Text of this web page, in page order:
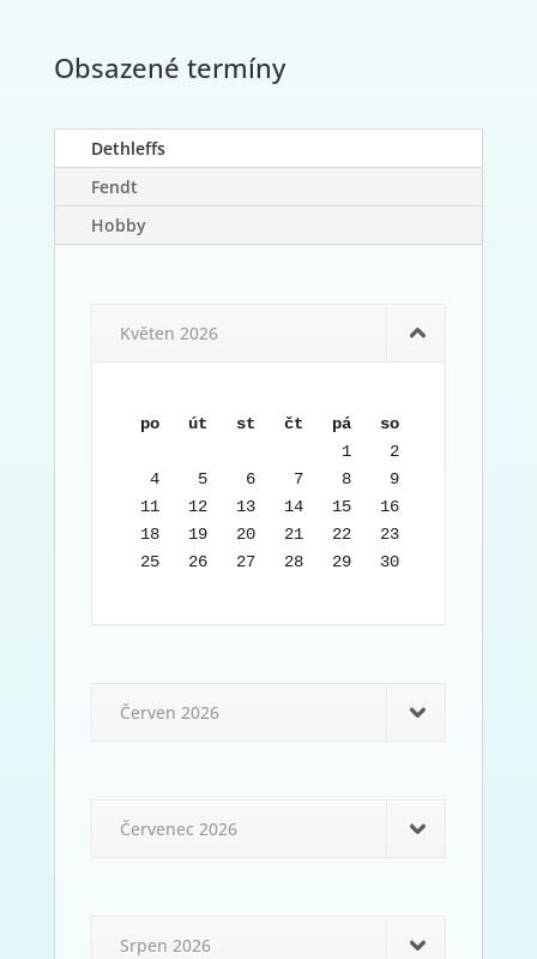
Obsazené termíny
Dethleffs
Fendt
Hobby
Květen 2026
po   út   st   čt   pá   so   ne
                     1    2    3
4    5    6    7    8    9   10
11   12   13   14   15   16   17
18   19   20   21   22   23   24
25   26   27   28   29   30   31
Červen 2026
Červenec 2026
Srpen 2026